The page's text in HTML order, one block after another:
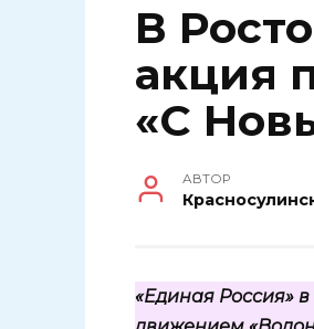
В
акция
«С
АВТОР
«Единая Россия»